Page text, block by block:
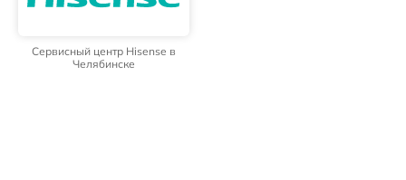
Сервисный центр Hisense в
Челябинске